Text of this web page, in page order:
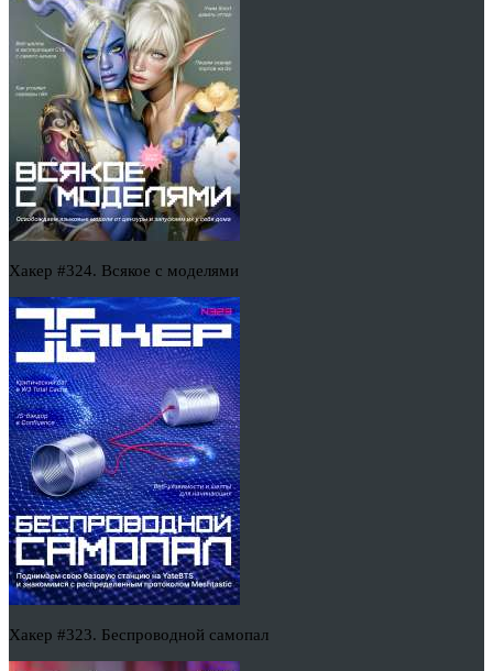
Хакер #324. Всякое с моделями
Хакер #323. Беспроводной самопал